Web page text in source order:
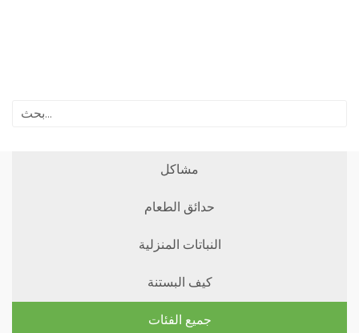
مشاكل
حدائق الطعام
النباتات المنزلية
كيف البستنة
جميع الفئات